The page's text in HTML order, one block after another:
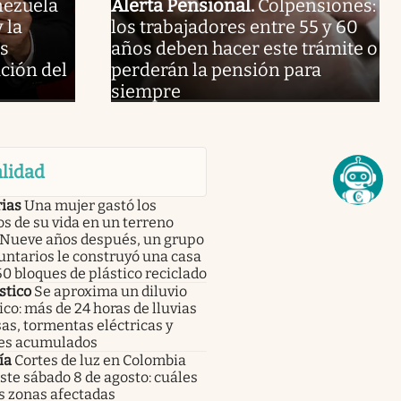
la
del
Alerta Pensional. Colpensiones:
los trabajadores entre 55 y 60
años deben hacer este trámite o
perderán la pensión para
siempre
Una mujer gastó los
de su vida en un terreno
años después, un grupo
le construyó una casa
bloques de plástico reciclado
Se aproxima un diluvio
más de 24 horas de lluvias
tormentas eléctricas y
acumulados
Cortes de luz en Colombia
sábado 8 de agosto: cuáles
zonas afectadas